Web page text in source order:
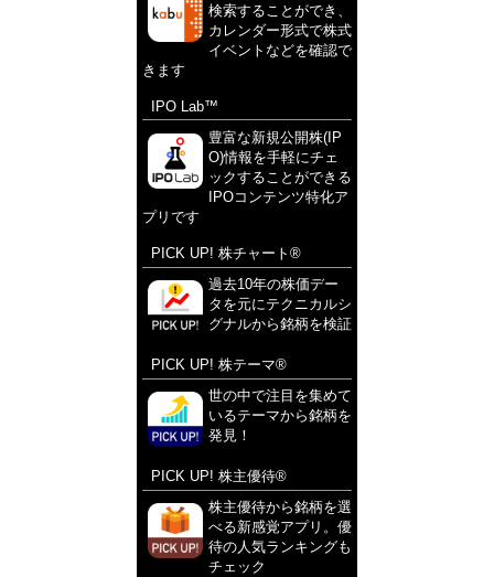
検索することができ、
カレンダー形式で株式
イベントなどを確認で
きます
IPO Lab™
豊富な新規公開株(IP
O)情報を手軽にチェ
ックすることができる
IPOコンテンツ特化ア
プリです
PICK UP! 株チャート®
過去10年の株価デー
タを元にテクニカルシ
グナルから銘柄を検証
PICK UP! 株テーマ®
世の中で注目を集めて
いるテーマから銘柄を
発見！
PICK UP! 株主優待®
株主優待から銘柄を選
べる新感覚アプリ。優
待の人気ランキングも
チェック